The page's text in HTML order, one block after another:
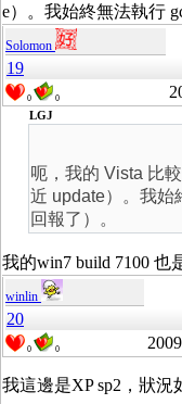
e）。我始終無法執行
Solomon
19
0 0
LGJ
呃，我的 Vista 比
近 update）。我始
回報了）。
我的win7 build 7100 也
winlin
20
0 0
我這邊是XP sp2，狀況